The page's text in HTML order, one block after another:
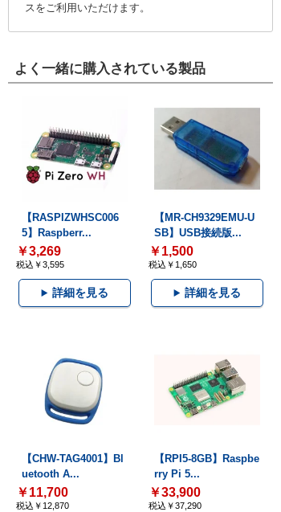
スをご利用いただけます。
よく一緒に購入されている製品
【RASPIZWHSC006
5】Raspberr...
￥3,269
税込￥3,595
詳細を見る
【MR-CH9329EMU-U
SB】USB接続版...
￥1,500
税込￥1,650
詳細を見る
【CHW-TAG4001】Bl
uetooth A...
￥11,700
税込￥12,870
【RPI5-8GB】Raspbe
rry Pi 5...
￥33,900
税込￥37,290